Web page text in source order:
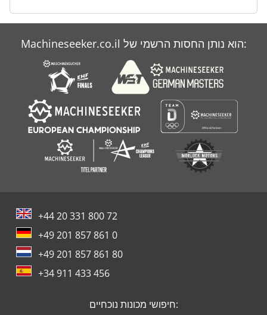
Machineseeker.co.il הוא נותן החסות הרשמי של:
+44 20 331 800 72
+49 201 857 861 0
+49 201 857 861 80
+34 911 433 456
חיפושי מכונות נוכחיים: